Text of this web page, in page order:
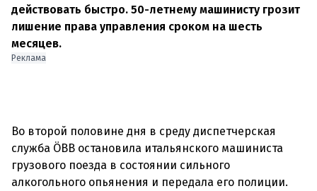
действовать быстро. 50-летнему машинисту грозит
лишение права управления сроком на шесть
месяцев.
Реклама
Во второй половине дня в среду диспетчерская
служба ÖBB остановила итальянского машиниста
грузового поезда в состоянии сильного
алкогольного опьянения и передала его полиции.